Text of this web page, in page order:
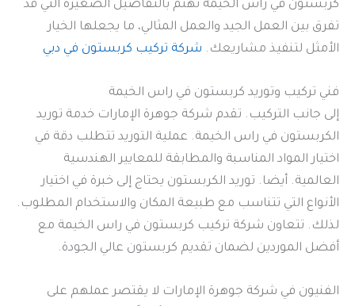
كربستون في راس الخيمة تهتم بالتفاصيل الصغيرة التي قد
تفرق بين العمل الجيد والعمل المثالي، ما يجعلها الخيار
الأمثل لتنفيذ مشاريعك. شركة تركيب كربستون في دبي
فني تركيب وتوريد كربستون في راس الخيمة
إلى جانب التركيب. تقدم شركة جوهرة الإمارات خدمة توريد
الكربستون في راس الخيمة. عملية التوريد تتطلب دقة في
اختيار المواد المناسبة والمطابقة للمعايير الهندسية
العالمية. أيضا. توريد الكربستون يحتاج إلى خبرة في اختيار
الأنواع التي تتناسب مع طبيعة المكان والاستخدام المطلوب.
لذلك. تتعاون شركة تركيب كربستون في راس الخيمة مع
أفضل الموردين لضمان تقديم كربستون عالي الجودة.
الفنيون في شركة جوهرة الإمارات لا يقتصر عملهم على